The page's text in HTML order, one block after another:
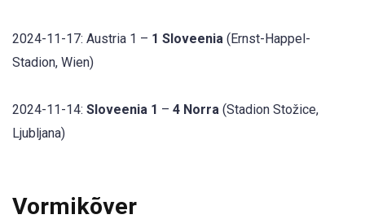
2024-11-17: Austria 1 – 1 Sloveenia (Ernst-Happel-
Stadion, Wien)
2024-11-14: Sloveenia 1 – 4 Norra (Stadion Stožice,
Ljubljana)
Vormikõver